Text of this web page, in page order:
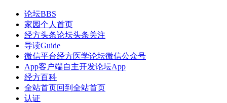
论坛BBS
家园个人首页
经方头条论坛头条关注
导读Guide
微信平台经方医学论坛微信公众号
App客户端自主开发论坛App
经方百科
全站首页回到全站首页
认证